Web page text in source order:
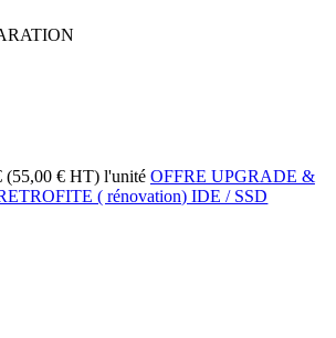
(55,00 € HT) l'unité OFFRE UPGRADE &
( rénovation) IDE / SSD